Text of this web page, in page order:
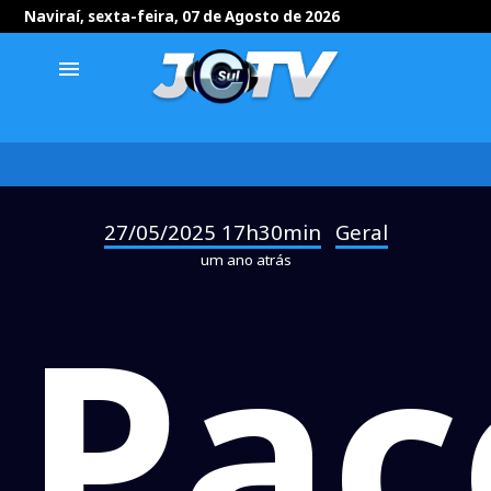
Naviraí, sexta-feira, 07 de Agosto de 2026
menu
27/05/2025 17h30min Geral
um ano atrás